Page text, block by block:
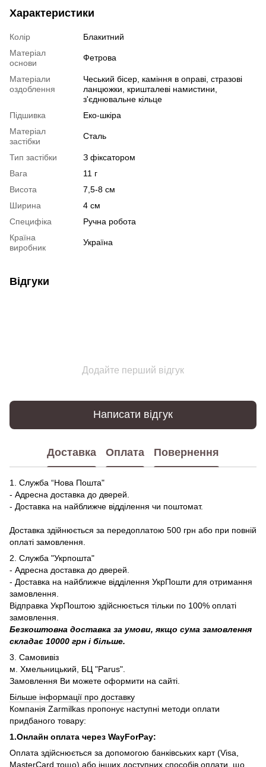
Характеристики
Колір
Блакитний
Матеріал
основи
Фетрова
Матеріали
оздоблення
Чеський бісер, каміння в оправі, стразові
ланцюжки, кришталеві намистини,
з'єднювальне кільце
Підшивка
Еко-шкіра
Матеріал
застібки
Сталь
Тип застібки
З фіксатором
Вага
11 г
Висота
7,5-8 см
Ширина
4 см
Специфіка
Ручна робота
Країна
виробник
Україна
Відгуки
Додайте перший відгук
Написати відгук
Доставка Оплата Повернення
1. Служба “Нова Пошта"
- Адресна доставка до дверей.
- Доставка на найближче відділення чи поштомат.
Доставка здійнюється за передоплатою 500 грн або при повній
оплаті замовлення.
2. Служба "Укрпошта"
- Адресна доставка до дверей.
- Доставка на найближче відділення УкрПошти для отримання
замовлення.
Відправка УкрПоштою здійснюється тільки по 100% оплаті
замовлення.
Безкоштовна доставка за умови, якщо сума замовлення
складає 10000 грн і більше.
3. Самовивіз
м. Хмельницький, БЦ "Parus".
Замовлення Ви можете оформити на сайті.
Більше інформації про доставку
Компанія Zarmilkas пропонує наступні методи оплати
придбаного товару:
1.Онлайн оплата через WayForPay:
Оплата здійснюється за допомогою банківських карт (Visa,
MasterCard тощо) або інших доступних способів оплати, що